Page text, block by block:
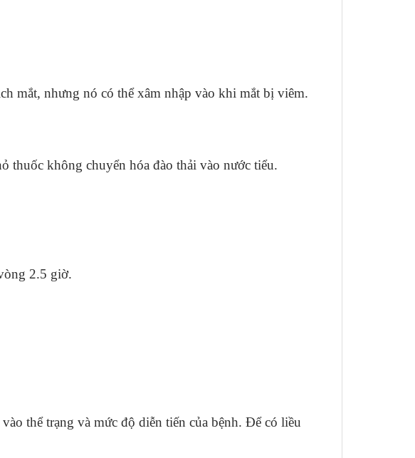
mắt, nhưng nó có thể xâm nhập vào khi mắt bị viêm.
thuốc không chuyển hóa đào thải vào nước tiểu.
2.5 giờ.
thể trạng và mức độ diễn tiến của bệnh. Để có liều